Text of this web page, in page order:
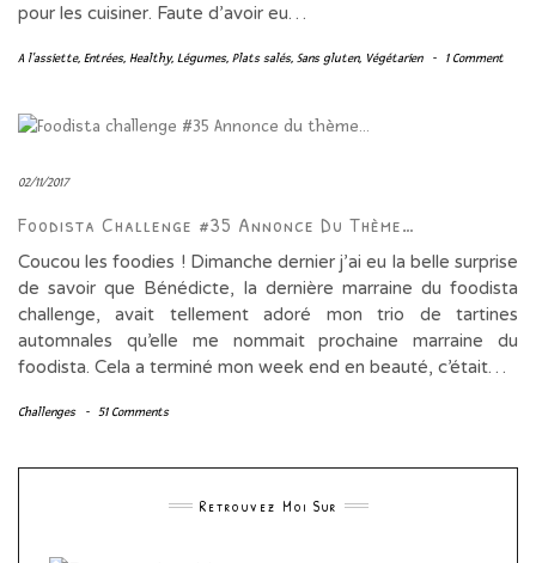
pour les cuisiner. Faute d’avoir eu…
A l'assiette, Entrées, Healthy, Légumes, Plats salés, Sans gluten, Végétarien - 1 Comment
02/11/2017
Foodista Challenge #35 Annonce Du Thème…
Coucou les foodies ! Dimanche dernier j’ai eu la belle surprise
de savoir que Bénédicte, la dernière marraine du foodista
challenge, avait tellement adoré mon trio de tartines
automnales qu’elle me nommait prochaine marraine du
foodista. Cela a terminé mon week end en beauté, c’était…
Challenges - 51 Comments
Retrouvez Moi Sur